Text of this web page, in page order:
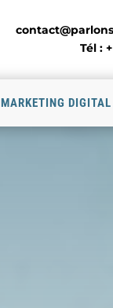
Tél :
MARKETING DIGITAL